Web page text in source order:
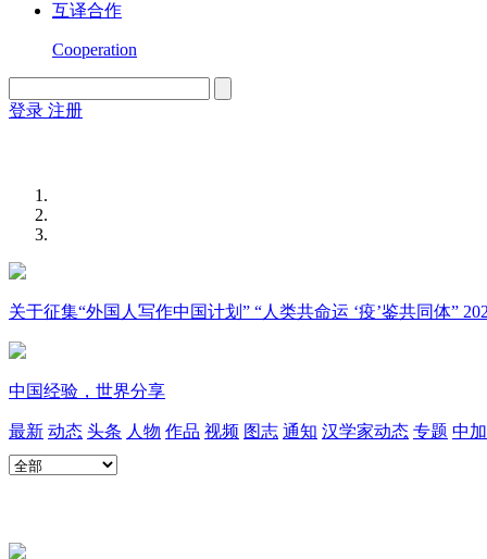
互译合作
Cooperation
登录 注册
关于征集“外国人写作中国计划” “人类共命运 ‘疫’鉴共同体”
中国经验，世界分享
最新 动态 头条 人物 作品 视频 图志 通知 汉学家动态 专题 中